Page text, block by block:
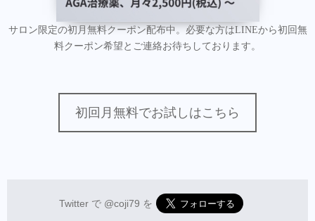
サロン限定の初月無料クーポン配布中。必要な方はLINEから初回無
料クーポン希望とご連絡お待ちしております。
初回月無料でお試しはこちら
Twitter で @coji79 を